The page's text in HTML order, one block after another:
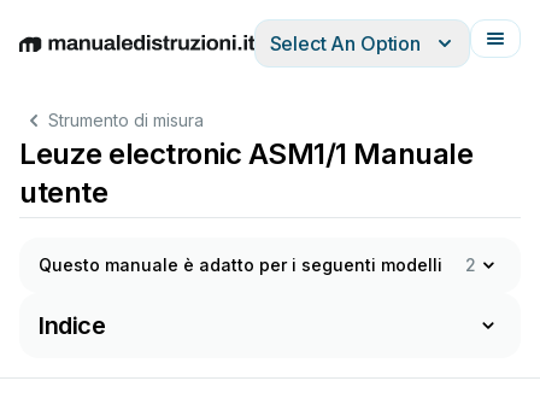
EnglishDeutschEspañolItalianoFrançais
Select An Option
Strumento di misura
Leuze electronic ASM1/1 Manuale
utente
Questo manuale è adatto per i seguenti modelli 2
Indice